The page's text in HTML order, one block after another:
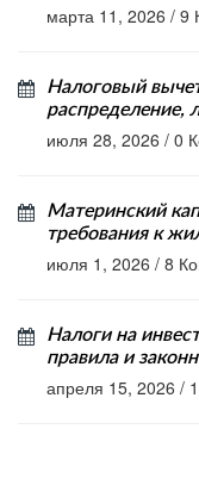
марта 11, 2026 / 9
Налоговый
распределение,
июля 28, 2026 / 0
Материнский
требования к
июля 1, 2026 / 8
Налоги на
правила и
апреля 15, 2026 /